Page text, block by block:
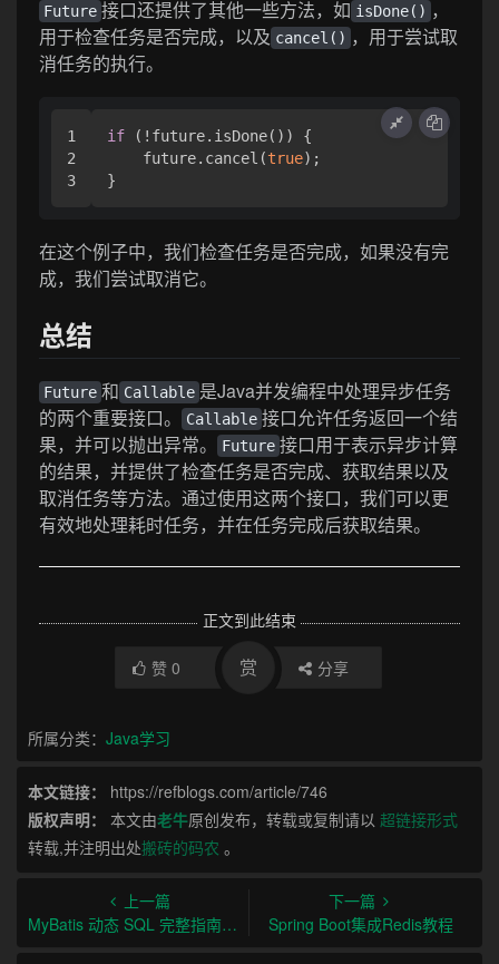
Future 接口还提供了其他一些方法，如 isDone() ，
用于检查任务是否完成，以及 cancel() ，用于尝试取
消任务的执行。
1
2
if (!future.isDone()) {
    future.cancel(
true);
在这个例子中，我们检查任务是否完成，如果没有完
成，我们尝试取消它。
总结
Future 和 Callable 是Java并发编程中处理异步任务
的两个重要接口。
Callable 接口允许任务返回一个结
果，并可以抛出异常。
Future 接口用于表示异步计算
的结果，并提供了检查任务是否完成、获取结果以及
取消任务等方法。通过使用这两个接口，我们可以更
有效地处理耗时任务，并在任务完成后获取结果。
正文到此结束
赞 0 赏 分享
所属分类： Java学习
本文链接：
https://refblogs.com/article/746
版权声明：
本文由老牛原创发布，转载或复制请以 超链接形式
转载,并注明出处搬砖的码农 。
上一篇
MyBatis 动态 SQL 完整指南：概念、特性与实例
下一篇
Spring Boot集成Redis教程